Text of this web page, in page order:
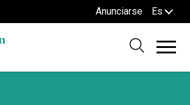
Anunciarse Es